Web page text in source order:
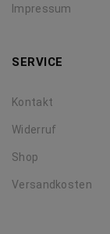
Impressum
SERVICE
Kontakt
Widerruf
Shop
Versandkosten